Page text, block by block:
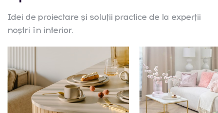
Idei de proiectare și soluții practice de la experții
noștri în interior.